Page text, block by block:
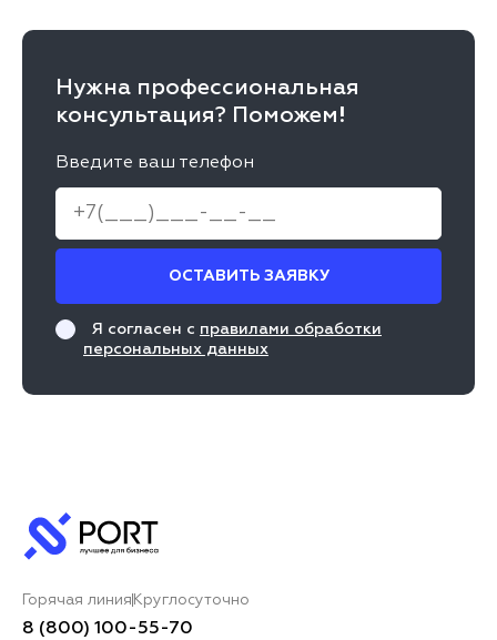
Нужна профессиональная
консультация? Поможем!
Введите ваш телефон
ОСТАВИТЬ ЗАЯВКУ
Я согласен с правилами обработки
персональных данных
Горячая линия Круглосуточно
8 (800) 100-55-70